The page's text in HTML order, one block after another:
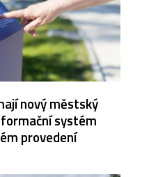
nový městský
systém
provedení